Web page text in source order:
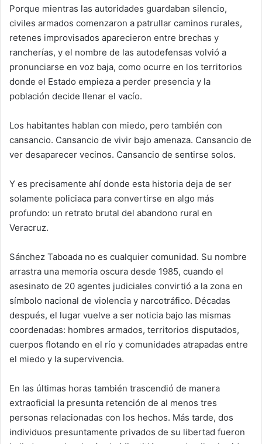
Porque mientras las autoridades guardaban silencio,
civiles armados comenzaron a patrullar caminos rurales,
retenes improvisados aparecieron entre brechas y
rancherías, y el nombre de las autodefensas volvió a
pronunciarse en voz baja, como ocurre en los territorios
donde el Estado empieza a perder presencia y la
población decide llenar el vacío.
Los habitantes hablan con miedo, pero también con
cansancio. Cansancio de vivir bajo amenaza. Cansancio de
ver desaparecer vecinos. Cansancio de sentirse solos.
Y es precisamente ahí donde esta historia deja de ser
solamente policiaca para convertirse en algo más
profundo: un retrato brutal del abandono rural en
Veracruz.
Sánchez Taboada no es cualquier comunidad. Su nombre
arrastra una memoria oscura desde 1985, cuando el
asesinato de 20 agentes judiciales convirtió a la zona en
símbolo nacional de violencia y narcotráfico. Décadas
después, el lugar vuelve a ser noticia bajo las mismas
coordenadas: hombres armados, territorios disputados,
cuerpos flotando en el río y comunidades atrapadas entre
el miedo y la supervivencia.
En las últimas horas también trascendió de manera
extraoficial la presunta retención de al menos tres
personas relacionadas con los hechos. Más tarde, dos
individuos presuntamente privados de su libertad fueron